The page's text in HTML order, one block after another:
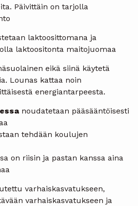
Päivittäin on tarjolla
laktoosittomana ja
laktoositonta maitojuomaa
eikä siinä käytetä
Lounas kattaa noin
energiantarpeesta.
noudatetaan pääsääntöisesti
tehdään koulujen
on riisin ja pastan kanssa aina
varhaiskasvatukseen,
varhaiskasvatukseen ja